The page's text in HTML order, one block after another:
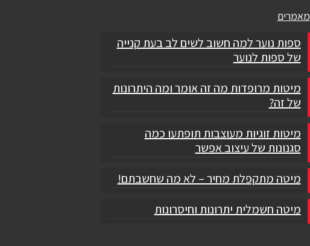
מאמרים
ספות נוער למה חשוב לשים לב בעת קנייה
של ספות לנוער
מיטות מרופדות מה זה אומר ומה היתרונות
של זה?
מיטות זוגיות מעוצבות תופתעו כמה
סגנונות של עיצוב אפשר
מיטה מתקפלת מחיר – לא מה שחשבתם!
מיטה חשמלית יתרונות וחיסרונות